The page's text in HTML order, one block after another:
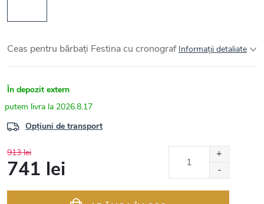
Ceas pentru bărbați Festina cu cronograf Informaţii detaliate
În depozit extern
2026.8.17
Opțiuni de transport
913 lei
741 lei